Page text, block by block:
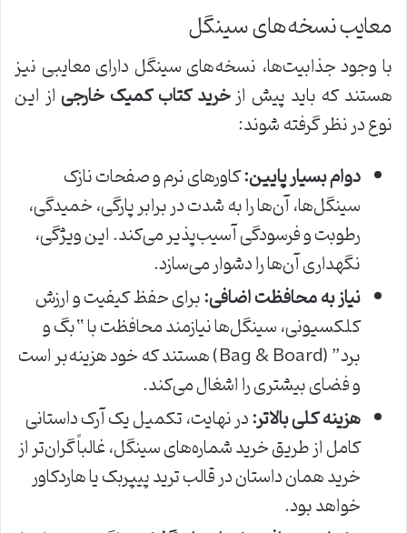
معایب نسخه‌های سینگل
با وجود جذابیت‌ها، نسخه‌های سینگل دارای معایبی نیز
هستند که باید پیش ازخرید کتاب کمیک خارجی از این
نوع در نظر گرفته شوند:
دوام بسیار پایین:کاورهای نرم و صفحات نازک
سینگل‌ها، آن‌ها را به شدت در برابر پارگی، خمیدگی،
رطوبت و فرسودگی آسیب‌پذیر می‌کند. این ویژگی،
نگهداری آن‌ها را دشوار می‌سازد.
نیاز به محافظت اضافی:برای حفظ کیفیت و ارزش
کلکسیونی، سینگل‌ها نیازمند محافظت با “بگ و
برد” (Bag & Board) هستند که خود هزینه‌بر است
و فضای بیشتری را اشغال می‌کند.
هزینه کلی بالاتر:در نهایت، تکمیل یک آرک داستانی
کامل از طریق خرید شماره‌های سینگل، غالباً گران‌تر از
خرید همان داستان در قالب ترید پیپربک یا هاردکاور
خواهد بود.